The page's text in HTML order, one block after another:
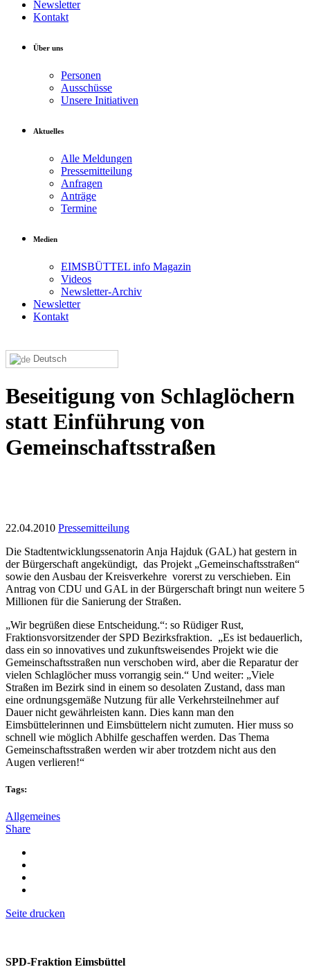
Newsletter
Kontakt
Über uns
Personen
Ausschüsse
Unsere Initiativen
Aktuelles
Alle Meldungen
Pressemitteilung
Anfragen
Anträge
Termine
Medien
EIMSBÜTTEL info Magazin
Videos
Newsletter-Archiv
Newsletter
Kontakt
Deutsch
Beseitigung von Schlaglöchern
statt Einführung von
Gemeinschaftsstraßen
22.04.2010 Pressemitteilung
Die Stadtentwicklungssenatorin Anja Hajduk (GAL) hat gestern in
der Bürgerschaft angekündigt, das Projekt „Gemeinschaftsstraßen“
sowie den Ausbau der Kreisverkehre vorerst zu verschieben. Ein
Antrag von CDU und GAL in der Bürgerschaft bringt nun weitere 5
Millionen für die Sanierung der Straßen.
„Wir begrüßen diese Entscheidung.“: so Rüdiger Rust,
Fraktionsvorsitzender der SPD Bezirksfraktion. „Es ist bedauerlich,
dass ein so innovatives und zukunftsweisendes Projekt wie die
Gemeinschaftsstraßen nun verschoben wird, aber die Reparatur der
vielen Schlaglöcher muss vorrangig sein.“ Und weiter: „Viele
Straßen im Bezirk sind in einem so desolaten Zustand, dass man
eine ordnungsgemäße Nutzung für alle Verkehrsteilnehmer auf
Dauer nicht gewährleisten kann. Dies kann man den
Eimsbüttelerinnen und Eimsbüttelern nicht zumuten. Hier muss so
schnell wie möglich Abhilfe geschaffen werden. Das Thema
Gemeinschaftsstraßen werden wir aber trotzdem nicht aus den
Augen verlieren!“
Tags:
Allgemeines
Share
Seite drucken
SPD-Fraktion Eimsbüttel